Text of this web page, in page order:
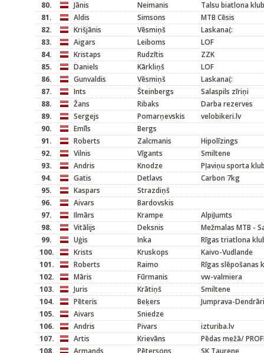
80.
Jānis Neimanis
Talsu biatlona
81.
Aldis Simsons
MTB Cēsis
82.
Krišjānis Vēsmiņš
Laskana(:
83.
Aigars Leiboms
LOF
84.
Kristaps Rudzītis
ZZK
85.
Daniels Kārkliņš
LOF
86.
Gunvaldis Vēsmiņš
Laskana(:
87.
Ints Šteinbergs
Salaspils zīriņi
88.
Žans Ribaks
Darba rezerves
89.
Sergejs Pomarņevskis
velobikeri.lv
90.
Emīls
Bergs
91.
Roberts Zalcmanis
Hipolīzings
92.
Vilnis Vīgants
Smiltene
93.
Andris Knodze
Pļaviņu sporta
94.
Gatis Detlavs
Carbon 7kg
95.
Kaspars
Strazdiņš
96.
Aivars
Bardovskis
97.
Ilmārs Krampe
AlpiJumts
98.
Vitālijs Deksnis
Mežmalas MTB -
99.
Uģis Inka
Rīgas triatlona
100.
Krists Kruskops
Kaivo-Vudlande
101.
Roberts Raimo
Rīgas slēpošanas
102.
Māris Fūrmanis
vw-valmiera
103.
Juris Krātiņš
Smiltene
104.
Pēteris Beķers
Jumprava-
105.
Aivars
Sniedze
106.
Andris Pivars
izturiba.lv
107.
Artis Krievāns
Pēdas mežā/
108.
Armands Pētersons SK Taurene